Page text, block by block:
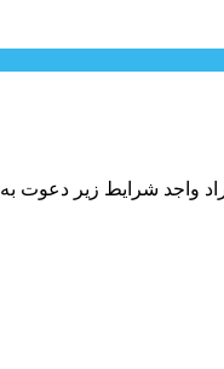
واجد شرایط زیر دعوت به